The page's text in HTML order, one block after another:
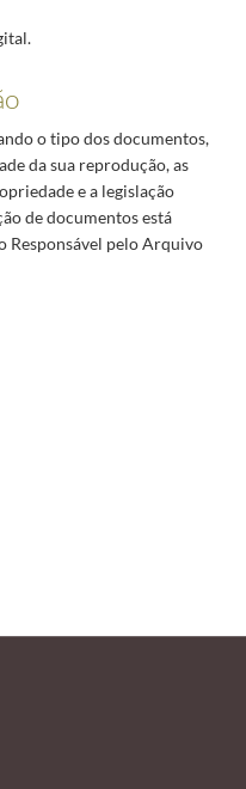
o tipo dos documentos,
da sua reprodução, as
e a legislação
de documentos está
Responsável pelo Arquivo